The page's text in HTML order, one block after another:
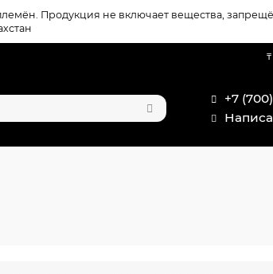
Продукция не включает вещества,
₸
+7